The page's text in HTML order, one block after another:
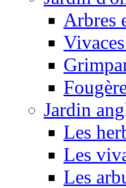
Arbres
Jardin
Les
Les
Les